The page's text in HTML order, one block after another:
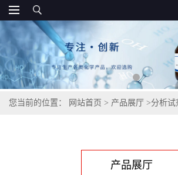
您当前的位置： 网站首页 > 产品展厅 >分析试
产品展厅